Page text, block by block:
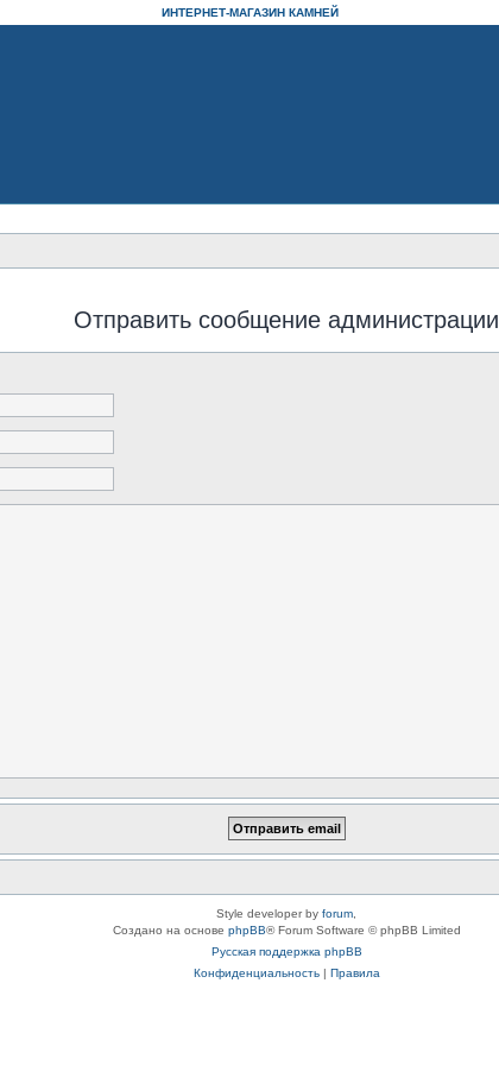
ИНТЕРНЕТ-МАГАЗИН КАМНЕЙ
Отправить сообщение администрации
Style developer by forum
Создано на основе phpBB® Forum Software © phpBB Limited
Русская поддержка phpBB
Конфиденциальность| Правила